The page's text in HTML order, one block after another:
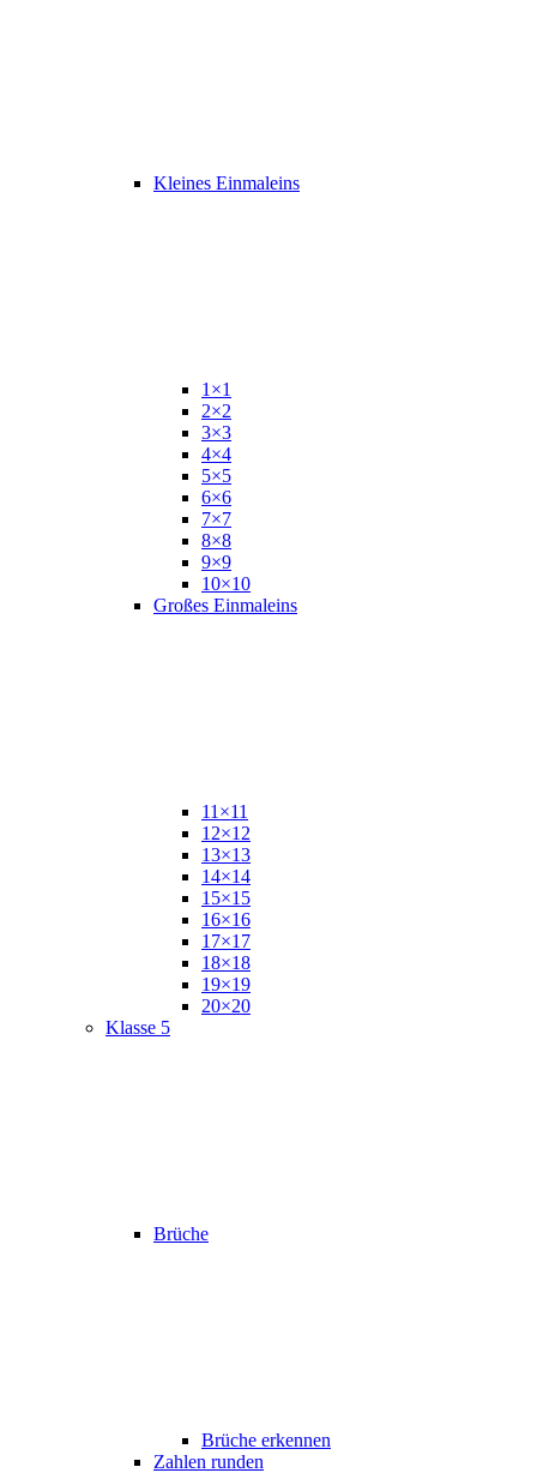
Kleines Einmaleins
1×1
2×2
3×3
4×4
5×5
6×6
7×7
8×8
9×9
10×10
Großes Einmaleins
11×11
12×12
13×13
14×14
15×15
16×16
17×17
18×18
19×19
20×20
Klasse 5
Brüche
Brüche erkennen
Zahlen runden